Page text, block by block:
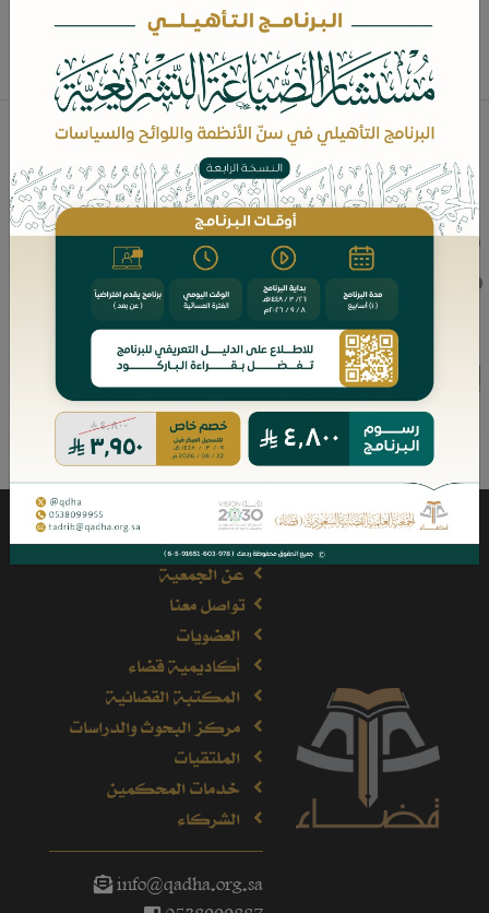
علي بن محمد الغامدي
نبذه عن المؤلف
مؤلفات الكاتب
عن الجمعية
تواصل معنا
العضويات
أكاديمية قضاء
المكتبة القضائية
مركز البحوث والدراسات
الملتقيات
خدمات المحكمين
الشركاء
info@qadha.org.sa